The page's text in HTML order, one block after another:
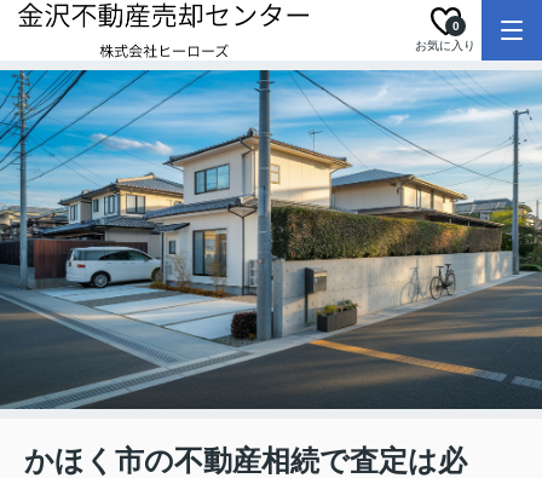
お気に入り
0
かほく市の不動産相続で査定は必